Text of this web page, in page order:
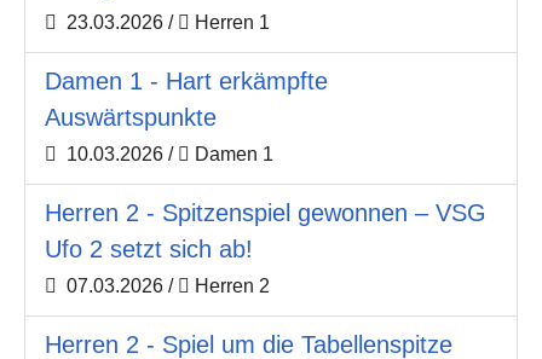
23.03.2026 / Herren 1
Damen 1 - Hart erkämpfte
Auswärtspunkte
10.03.2026 / Damen 1
Herren 2 - Spitzenspiel gewonnen – VSG
Ufo 2 setzt sich ab!
07.03.2026 / Herren 2
Herren 2 - Spiel um die Tabellenspitze